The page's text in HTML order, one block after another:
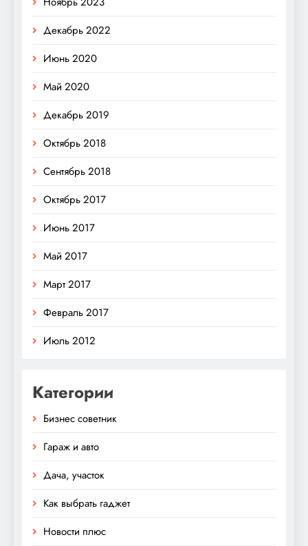
Декабрь 2022
Июнь 2020
Май 2020
Декабрь 2019
Октябрь 2018
Сентябрь 2018
Октябрь 2017
Июнь 2017
Май 2017
Март 2017
Февраль 2017
Июль 2012
Категории
Бизнес советник
Гараж и авто
Дача, участок
Как выбрать гаджет
Новости плюс